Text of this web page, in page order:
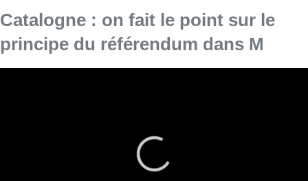
Catalogne : on fait le point sur le
principe du référendum dans M
David, professeur émérite de droit international à l’ULB, nous
sommes revenus sur la situation actuelle en Catalogne, mais